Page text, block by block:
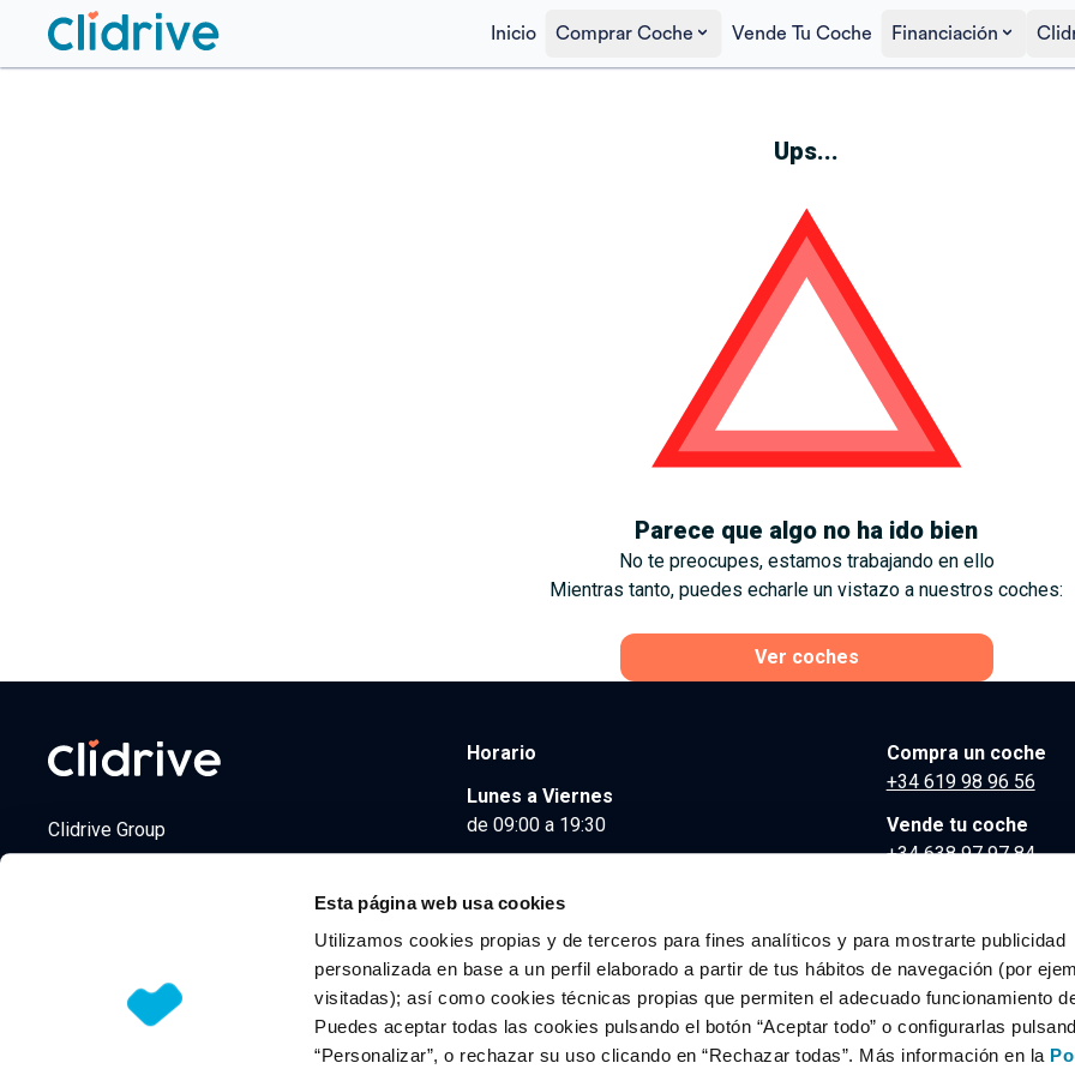
Esta página web usa cookies
Utilizamos cookies propias y de terceros para fines analíticos y para mostrarte publicidad
personalizada en base a un perfil elaborado a partir de tus hábitos de navegación (por
visitadas); así como cookies técnicas propias que permiten el adecuado funcionamiento
Puedes aceptar todas las cookies pulsando el botón “Aceptar todo” o configurarlas
“Personalizar”, o rechazar su uso clicando en “Rechazar todas”. Más información en la
Inicio Comprar Coche Vende Tu Coche Financiación
Ups...
Parece que algo no ha ido bien
No te preocupes, estamos trabajando en ello
Mientras tanto, puedes echarle un vistazo a nuestros coches:
Ver coches
Clidrive Group
Horario
Lunes a Viernes
de 09:00 a 19:30
Compra un coche
+34 619 98 96 56
Vende tu coche
+34 638 97 97 84
© 2026 CLIDRIVE CAPITAL, SOCIEDAD LIMITADA. Todos los derechos reservados.